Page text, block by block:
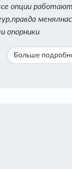
опции
опорники
Больше